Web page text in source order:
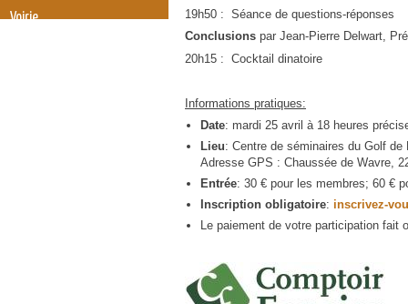
19h50 : Séance de questions-réponses
Conclusions par Jean-Pierre Delwart,
20h15 : Cocktail dinatoire
Informations pratiques:
Date: mardi 25 avril à 18 heures
Lieu: Centre de séminaires du Golf
Adresse GPS : Chaussée de Wavre,
Entrée: 30 € pour les membres; 60 €
Inscription obligatoire: inscrivez-
Le paiement de votre participation fait
Voirie